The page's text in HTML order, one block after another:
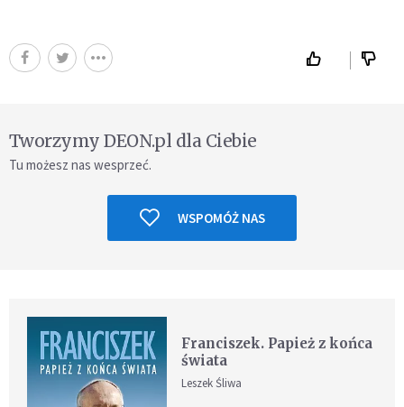
Tworzymy DEON.pl dla Ciebie
Tu możesz nas wesprzeć.
WSPOMÓŻ NAS
Franciszek. Papież z końca
świata
Leszek Śliwa